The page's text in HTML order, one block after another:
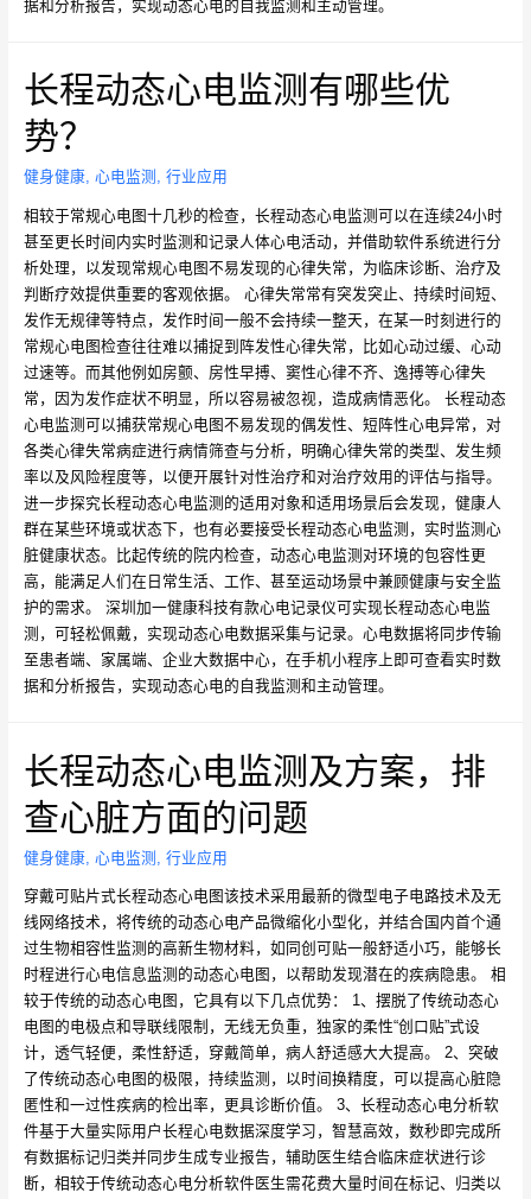
据和分析报告，实现动态心电的自我监测和主动管理。
长程动态心电监测有哪些优
势？
健身健康, 心电监测 , 行业应用
相较于常规心电图十几秒的检查，长程动态心电监测可以在连续24小时
甚至更长时间内实时监测和记录人体心电活动，并借助软件系统进行分
析处理，以发现常规心电图不易发现的心律失常，为临床诊断、治疗及
判断疗效提供重要的客观依据。 心律失常常有突发突止、持续时间短、
发作无规律等特点，发作时间一般不会持续一整天，在某一时刻进行的
常规心电图检查往往难以捕捉到阵发性心律失常，比如心动过缓、心动
过速等。而其他例如房颤、房性早搏、窦性心律不齐、逸搏等心律失
常，因为发作症状不明显，所以容易被忽视，造成病情恶化。 长程动态
心电监测可以捕获常规心电图不易发现的偶发性、短阵性心电异常，对
各类心律失常病症进行病情筛查与分析，明确心律失常的类型、发生频
率以及风险程度等，以便开展针对性治疗和对治疗效用的评估与指导。
进一步探究长程动态心电监测的适用对象和适用场景后会发现，健康人
群在某些环境或状态下，也有必要接受长程动态心电监测，实时监测心
脏健康状态。比起传统的院内检查，动态心电监测对环境的包容性更
高，能满足人们在日常生活、工作、甚至运动场景中兼顾健康与安全监
护的需求。 深圳加一健康科技有款心电记录仪可实现长程动态心电监
测，可轻松佩戴，实现动态心电数据采集与记录。心电数据将同步传输
至患者端、家属端、企业大数据中心，在手机小程序上即可查看实时数
据和分析报告，实现动态心电的自我监测和主动管理。
长程动态心电监测及方案，排
查心脏方面的问题
健身健康, 心电监测 行业应用
穿戴可贴片式长程动态心电图该技术采用最新的微型电子电路技术及无
线网络技术，将传统的动态心电产品微缩化小型化，并结合国内首个通
过生物相容性监测的高新生物材料，如同创可贴一般舒适小巧，能够长
时程进行心电信息监测的动态心电图，以帮助发现潜在的疾病隐患。 相
较于传统的动态心电图，它具有以下几点优势： 1、摆脱了传统动态心
电图的电极点和导联线限制，无线无负重，独家的柔性“创口贴”式设
计，透气轻便，柔性舒适，穿戴简单，病人舒适感大大提高。 2、突破
了传统动态心电图的极限，持续监测，以时间换精度，可以提高心脏隐
匿性和一过性疾病的检出率，更具诊断价值。 3、长程动态心电分析软
件基于大量实际用户长程心电数据深度学习，智慧高效，数秒即完成所
有数据标记归类并同步生成专业报告，辅助医生结合临床症状进行诊
断，相较于传统动态心电分析软件医生需花费大量时间在标记、归类以